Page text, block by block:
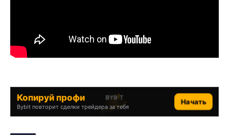
Копируй профи
Bybit повторит сделки трейдера за тебя
Начать